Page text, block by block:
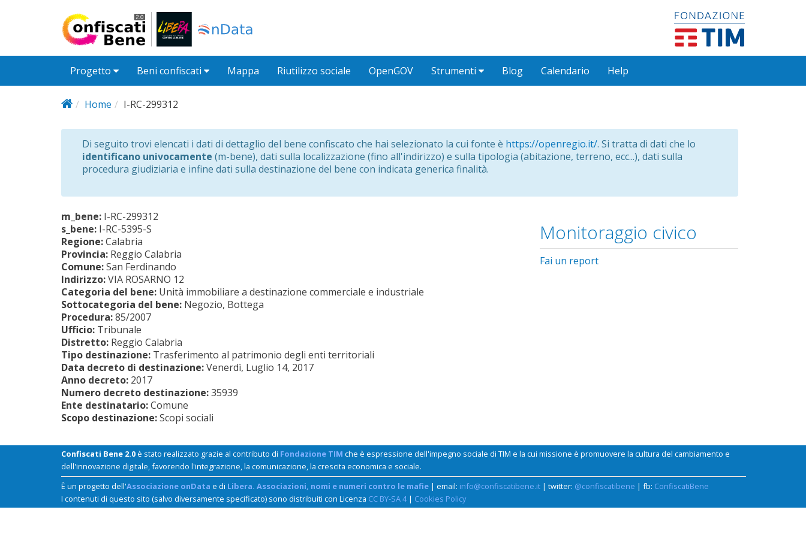
Progetto Beni confiscati Mappa Riutilizzo sociale OpenGOV Strumenti Blog Calendario Help
Home I-RC-299312
Di seguito trovi elencati i dati di dettaglio del bene confiscato che hai selezionato la cui fonte è https://openregio.it/. Si tratta di dati che lo
identificano univocamente (m-bene), dati sulla localizzazione (fino all'indirizzo) e sulla tipologia (abitazione, terreno, ecc...), dati sulla
procedura giudiziaria e infine dati sulla destinazione del bene con indicata generica finalità.
m_bene: I-RC-299312
s_bene: I-RC-5395-S
Regione:Calabria
Provincia: Reggio Calabria
Comune:San Ferdinando
Indirizzo:VIA ROSARNO 12
Categoria del bene: Unità immobiliare a destinazione commerciale e industriale
Sottocategoria del bene: Negozio, Bottega
Procedura:85/2007
Ufficio: Tribunale
Distretto: Reggio Calabria
Tipo destinazione: Trasferimento al patrimonio degli enti territoriali
Data decreto di destinazione:Venerdì, Luglio 14, 2017
Anno decreto: 2017
Numero decreto destinazione:35939
Ente destinatario:Comune
Scopo destinazione:Scopi sociali
Monitoraggio civico
Fai un report
Confiscati Bene 2.0è stato realizzato grazie al contributo di Fondazione TIM che è espressione dell'impegno sociale di TIM e la cui missione è promuovere la cultura del cambiamento e
dell'innovazione digitale, favorendo l'integrazione, la comunicazione, la crescita economica e sociale.
È un progetto dell'Associazione onData e di Libera. Associazioni, nomi e numeri contro le mafie | email: info@confiscatibene.it | twitter: @confiscatibene | fb: ConfiscatiBene
I contenuti di questo sito (salvo diversamente specificato) sono distribuiti con Licenza CC BY-SA 4| Cookies Policy